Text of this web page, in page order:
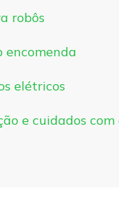
robôs
encomenda
elétricos
e cuidados com